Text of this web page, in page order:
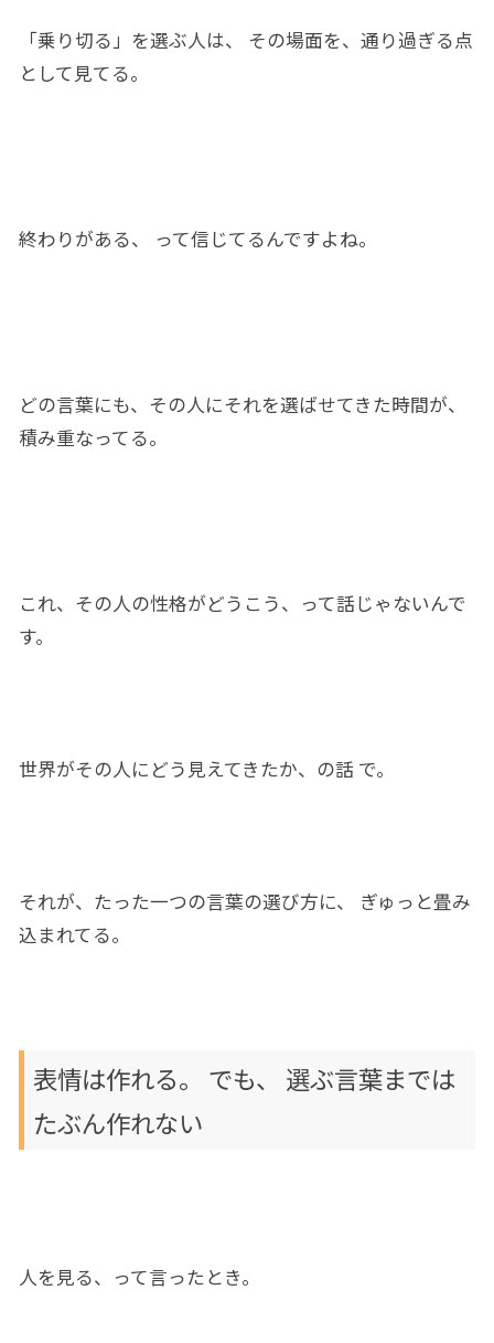
「乗り切る」を選ぶ人は、 その場面を、 通り過ぎる点
として見てる。
終わりがある、 って信じてるんですよね。
どの言葉にも、その人 にそれを選ばせてきた時間が、
積み重なってる。
これ、その人の性格がどうこう、って話じゃないんで
す。
世界がその人にどう見えてきたか、の話 で。
それが、たった一つの言葉の選び方に、 ぎゅっと畳み
込まれてる。
表情は作れる。 でも、 選ぶ言葉までは
たぶん作れない
人を見る、って言った とき。